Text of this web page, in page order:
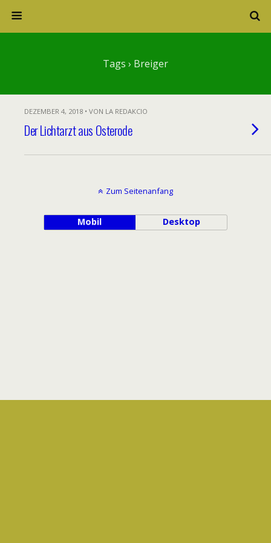
Tags › Breiger
DEZEMBER 4, 2018 • VON LA REDAKCIO
Der Lichtarzt aus Osterode
Zum Seitenanfang
Mobil Desktop